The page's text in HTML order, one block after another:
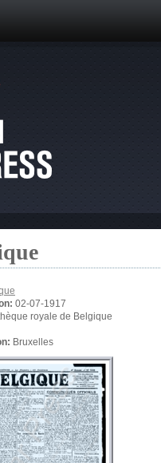
02-07-1917
royale de Belgique
Bruxelles